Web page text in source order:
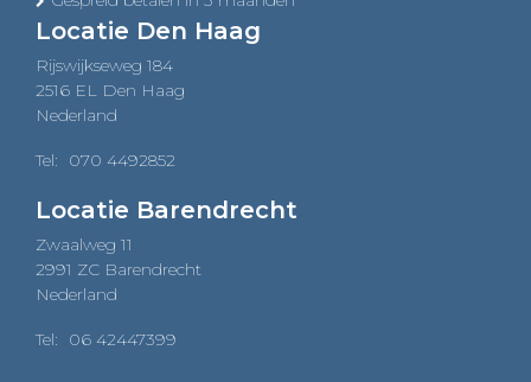
Locatie Den Haag
Rijswijkseweg 184
2516 EL Den Haag
Nederland
Tel: 070 4492852
Locatie Barendrecht
Zwaalweg 11
2991 ZC Barendrecht
Nederland
Tel: 06 42447399